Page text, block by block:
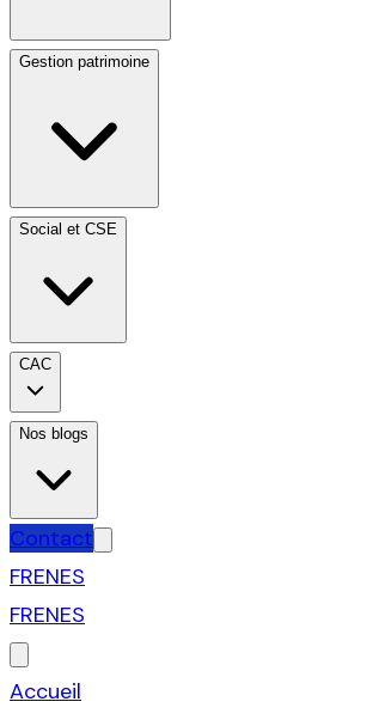
Gestion patrimoine
Social et CSE
CAC
Nos blogs
Contact
FRENES
FRENES
Accueil